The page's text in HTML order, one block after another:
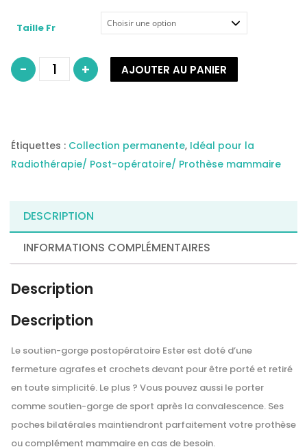
Taille Fr
- quantité
Soutien- + AJOUTER AU PANIER
Étiquettes : Collection permanente, Idéal pour la
Radiothérapie/ Post-opératoire/ Prothèse mammaire
DESCRIPTION
INFORMATIONS COMPLÉMENTAIRES
Description
Description
Le soutien-gorge postopératoire Ester est doté d’une
fermeture agrafes et crochets devant pour être porté et retiré
en toute simplicité. Le plus ? Vous pouvez aussi le porter
comme soutien-gorge de sport après la convalescence. Ses
poches bilatérales maintiendront parfaitement votre prothèse
ou complément mammaire en cas de besoin.